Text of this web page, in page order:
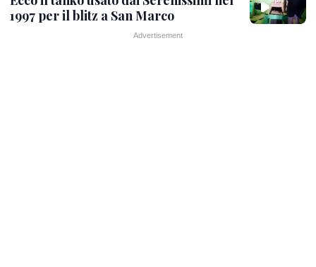
1997 per il blitz a San Marco